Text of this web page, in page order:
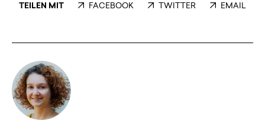
TEILEN MIT FACEBOOK TWITTER EMAIL